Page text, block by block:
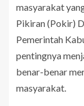
masyarakat
Pikiran (Pokir)
Pemerintah
pentingnya
benar-benar
masyarakat.